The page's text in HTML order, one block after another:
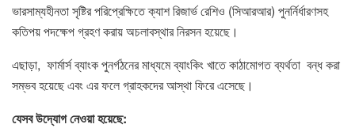
ভারসাম্যহীনতা সৃষ্টির পরিপ্রেক্ষিতে ক্যাশ রিজার্ভ রেশিও (সিআরআর) পুনর্নির্ধারণসহ
কতিপয় পদক্ষেপ গ্রহণ করায় অচলাবস্থার নিরসন হয়েছে।
এছাড়া, ফার্মার্স ব্যাংক পুনর্গঠনের মাধ্যমে ব্যাংকিং খাতে কাঠামোগত ব্যর্থতা বন্ধ করা
সম্ভব হয়েছে এবং এর ফলে গ্রাহকদের আস্থা ফিরে এসেছে।
যেসব উদ্যোগ নেওয়া হয়েছে: